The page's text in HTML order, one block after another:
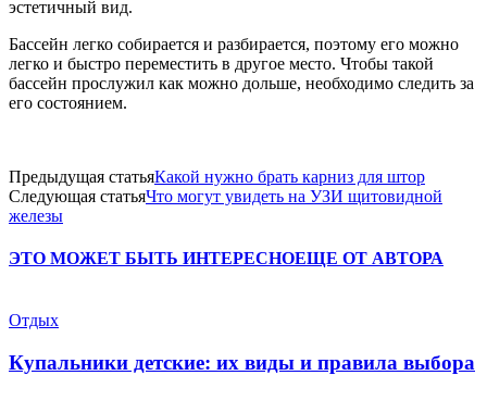
эстетичный вид.
Бассейн легко собирается и разбирается, поэтому его можно
легко и быстро переместить в другое место. Чтобы такой
бассейн прослужил как можно дольше, необходимо следить за
его состоянием.
Предыдущая статьяКакой нужно брать карниз для штор
Следующая статьяЧто могут увидеть на УЗИ щитовидной
железы
ЭТО МОЖЕТ БЫТЬ ИНТЕРЕСНОЕЩЕ ОТ АВТОРА
Отдых
Купальники детские: их виды и правила выбора